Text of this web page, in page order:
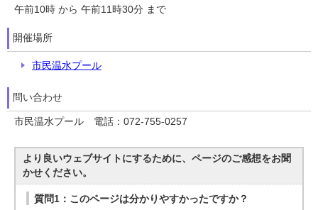
午前10時 から 午前11時30分 まで
開催場所
市民温水プール
問い合わせ
市民温水プール 電話：072-755-0257
より良いウェブサイトにするために、ページのご感想をお聞
かせください。
質問1：このページは分かりやすかったですか？